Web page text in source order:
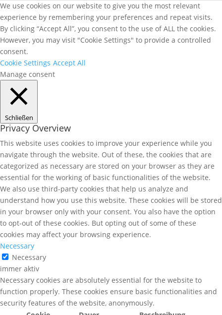
We use cookies on our website to give you the most relevant
experience by remembering your preferences and repeat visits.
By clicking “Accept All”, you consent to the use of ALL the cookies.
However, you may visit "Cookie Settings" to provide a controlled
consent.
Cookie Settings Accept All
Manage consent
Schließen
Privacy Overview
This website uses cookies to improve your experience while you
navigate through the website. Out of these, the cookies that are
categorized as necessary are stored on your browser as they are
essential for the working of basic functionalities of the website.
We also use third-party cookies that help us analyze and
understand how you use this website. These cookies will be stored
in your browser only with your consent. You also have the option
to opt-out of these cookies. But opting out of some of these
cookies may affect your browsing experience.
Necessary
Necessary
immer aktiv
Necessary cookies are absolutely essential for the website to
function properly. These cookies ensure basic functionalities and
security features of the website, anonymously.